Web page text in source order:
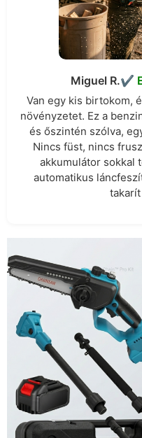
Miguel R.✔︎
Van egy kis birtokom,
növényzetet. Ez a
és őszintén szólva,
Nincs füst, nincs
akkumulátor sokkal
automatikus